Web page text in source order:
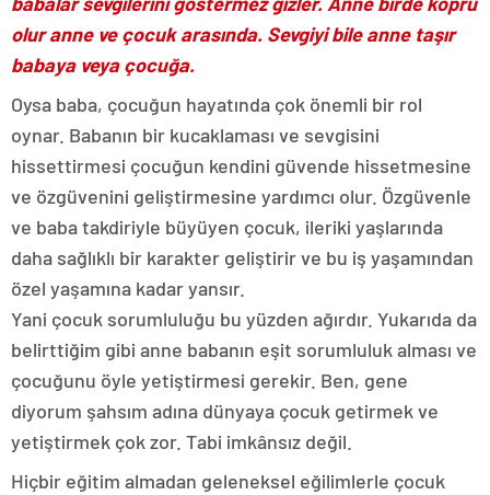
olur anne ve çocuk arasında. Sevgiyi bile anne taşır
babaya veya çocuğa.
Oysa baba, çocuğun hayatında çok önemli bir rol
oynar. Babanın bir kucaklaması ve sevgisini
hissettirmesi çocuğun kendini güvende hissetmesine
ve özgüvenini geliştirmesine yardımcı olur. Özgüvenle
ve baba takdiriyle büyüyen çocuk, ileriki yaşlarında
daha sağlıklı bir karakter geliştirir ve bu iş yaşamından
özel yaşamına kadar yansır.
Yani çocuk sorumluluğu bu yüzden ağırdır. Yukarıda da
belirttiğim gibi anne babanın eşit sorumluluk alması ve
çocuğunu öyle yetiştirmesi gerekir. Ben, gene
diyorum şahsım adına dünyaya çocuk getirmek ve
yetiştirmek çok zor. Tabi imkânsız değil.
Hiçbir eğitim almadan geleneksel eğilimlerle çocuk